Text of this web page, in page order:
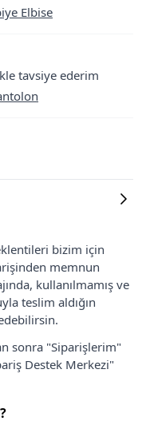
Elbise
tavsiye ederim
bizim için
memnun
kullanılmamış ve
teslim aldığın
sonra "Siparişlerim"
Destek Merkezi"